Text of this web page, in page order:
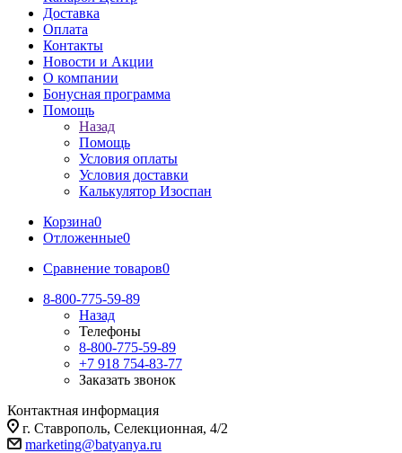
Доставка
Оплата
Контакты
Новости и Акции
О компании
Бонусная программа
Помощь
Назад
Помощь
Условия оплаты
Условия доставки
Калькулятор Изоспан
Корзина0
Отложенные0
Сравнение товаров0
8-800-775-59-89
Назад
Телефоны
8-800-775-59-89
+7 918 754-83-77
Заказать звонок
Контактная информация
г. Ставрополь, Селекционная, 4/2
marketing@batyanya.ru